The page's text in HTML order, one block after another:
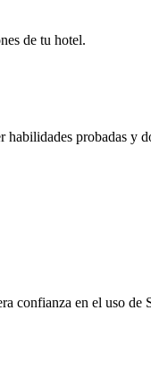
de tu hotel.
probadas y
confianza en el uso de